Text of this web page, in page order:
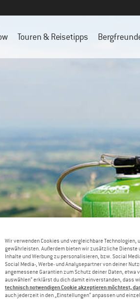
Touren & Reisetipps
Wir verwenden Cookies und vergleichbare
gewährleisten. Außerdem bieten wir zusätzliche
Inhalte und Werbung zu personalisieren, bzw. Social
Social Media-, Werbe- und Analysepartner von deiner
angemessene Garantien zum Schutz deiner Daten, etwa
auswählen“ erklärst du dich damit einverstanden, dass
technisch notwendigen Cookie akzeptieren möchtest,
auch jederzeit in den „Einstellungen“ anpassen und